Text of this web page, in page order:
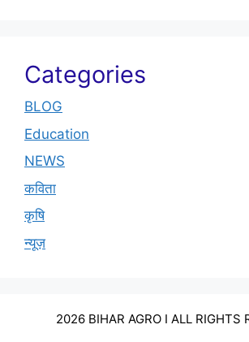
Categories
BLOG
Education
NEWS
कविता
कृषि
न्यूज़
2026 BIHAR AGRO I ALL RIGHTS